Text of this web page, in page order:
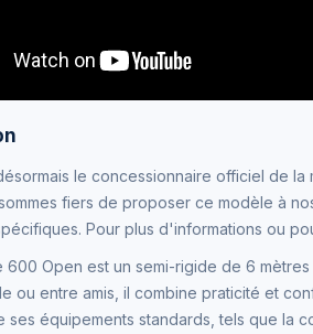
le concessionnaire officiel de
fiers de proposer ce modèle à
Pour plus d'informations ou
600 Open est un semi-rigide de 6
ou entre amis, il combine praticité et
ses équipements standards, tels que la